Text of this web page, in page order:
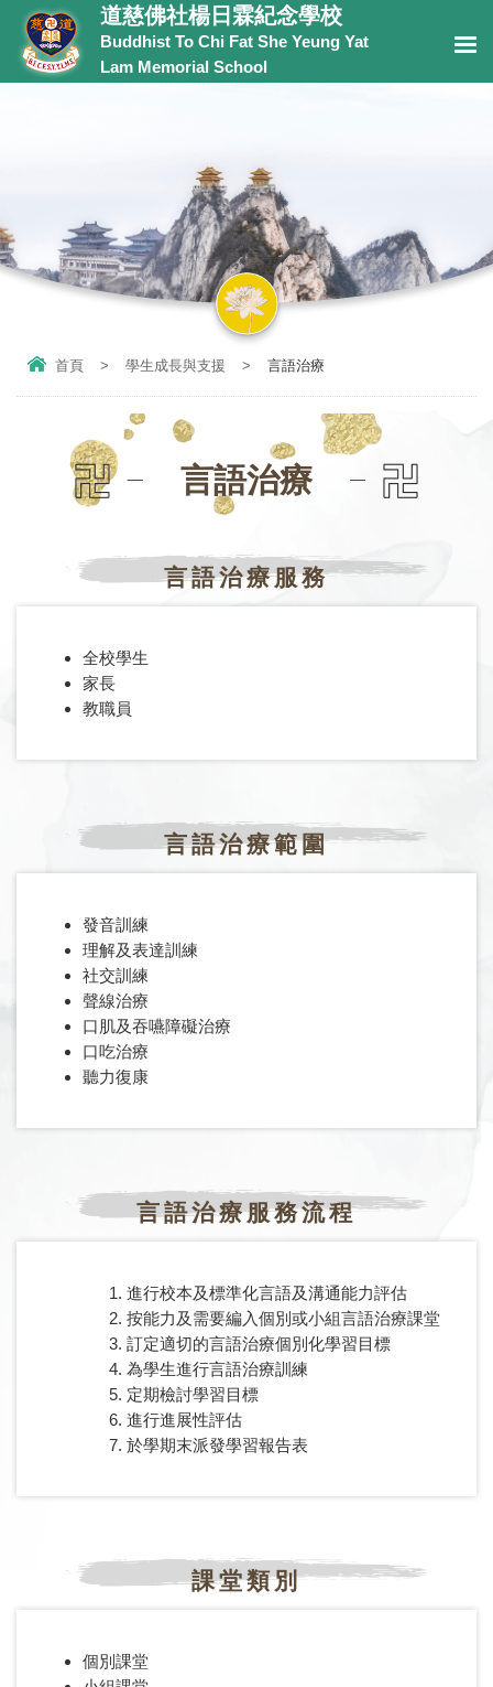
道慈佛社楊日霖紀念學校
Buddhist To Chi Fat She Yeung Yat
Lam Memorial School
首頁 > 學生成長與支援 > 言語治療
言語治療
言語治療服務
全校學生
家長
教職員
言語治療範圍
發音訓練
理解及表達訓練
社交訓練
聲線治療
口肌及吞嚥障礙治療
口吃治療
聽力復康
言語治療服務流程
進行校本及標準化言語及溝通能力評估
按能力及需要編入個別或小組言語治療課堂
訂定適切的言語治療個別化學習目標
為學生進行言語治療訓練
定期檢討學習目標
進行進展性評估
於學期末派發學習報告表
課堂類別
個別課堂